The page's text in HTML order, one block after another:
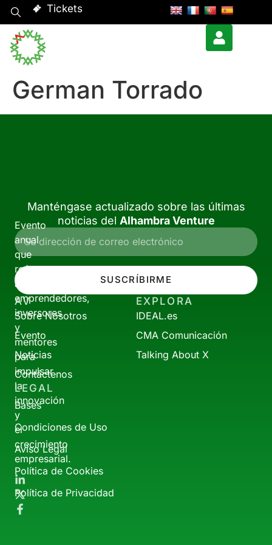
Tickets
German Torrado
Evento
anual
que
reúne
a
emprendedores,
inversores
y
mentores
para
impulsar
la
innovación
y
el
crecimiento
empresarial.
Manténgase actualizado sobre las últimas
noticias del Alhambra Venture
SUSCRÍBIRME
AV
Sobre Nosotros
Evento
Noticias
Contáctenos
EXPLORA
IDEAL.es
CMA Comunicación
Talking About X
LEGAL
Bases
Condiciones de Uso
Aviso Legal
Política de Cookies
Política de Privacidad